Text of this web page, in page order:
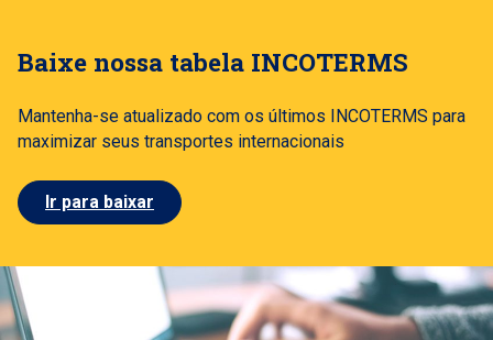
Baixe nossa tabela INCOTERMS
Mantenha-se atualizado com os últimos INCOTERMS para
maximizar seus transportes internacionais
Ir para baixar